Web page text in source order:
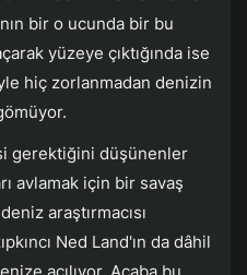
bir o ucunda bir bu
yüzeye çıktığında ise
hiç zorlanmadan denizin
gerektiğini düşünenler
avlamak için bir savaş
araştırmacısı
Ned Land'ın da dâhil